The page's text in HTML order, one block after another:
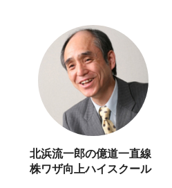
北浜流一郎の億道一直線
株ワザ向上ハイスクール